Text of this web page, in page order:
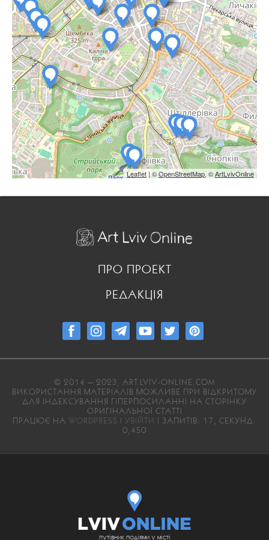
Leaflet | ©OpenStreetMap, ©ArtLvivOnline
ПРО ПРОЕКТ
РЕДАКЦІЯ
© 2014 — 2023, ART.LVIV-ONLINE.COM
ВИКОРИСТАННЯ МАТЕРІАЛІВ МОЖЛИВЕ ПРИ ВІДКРИТОМУ
ДЛЯ ІНДЕКСУВАННЯ ГІПЕРПОСИЛАННІ НА СТОРІНКУ
ОРИГІНАЛЬНОЇ СТАТТІ
ПРАЦЮЄ НА WORDPRESS | УВІЙТИ | ЗАПИТІВ: 17, СЕКУНД:
0,450
путівник подіями у місті